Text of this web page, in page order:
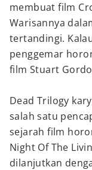
membuat film
Warisannya
tertandingi.
penggemar
film Stuart
Dead Trilogy
salah satu
sejarah film
Night Of The
dilanjutkan